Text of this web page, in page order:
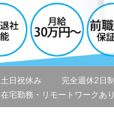
土日祝休み 完全週休2日制
在宅勤務・リモートワークあり